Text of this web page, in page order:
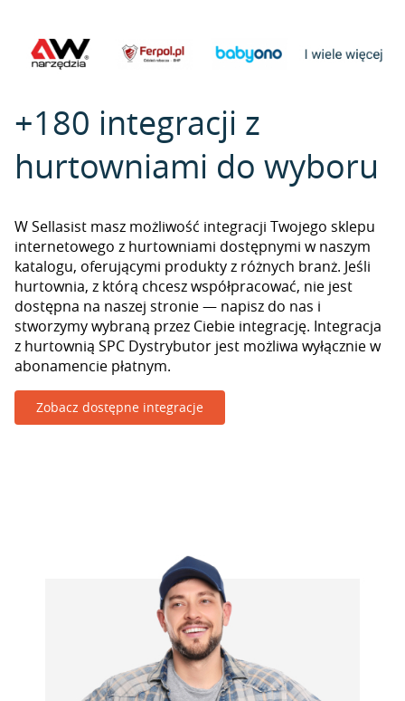
+180 integracji z
hurtowniami do wyboru
W Sellasist masz możliwość integracji Twojego sklepu
internetowego z hurtowniami dostępnymi w naszym
katalogu, oferującymi produkty z różnych branż. Jeśli
hurtownia, z którą chcesz współpracować, nie jest
dostępna na naszej stronie — napisz do nas i
stworzymy wybraną przez Ciebie integrację. Integracja
z hurtownią SPC Dystrybutor jest możliwa wyłącznie w
abonamencie płatnym.
Zobacz dostępne integracje